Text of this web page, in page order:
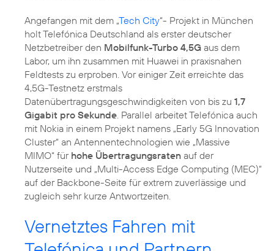
Angefangen mit dem „Tech City“- Projekt in München
holt Telefónica Deutschland als erster deutscher
Netzbetreiber den Mobilfunk-Turbo 4,5G aus dem
Labor, um ihn zusammen mit Huawei in praxisnahen
Feldtests zu erproben. Vor einiger Zeit erreichte das
4,5G-Testnetz erstmals
Datenübertragungsgeschwindigkeiten von bis zu 1,7
Gigabit pro Sekunde . Parallel arbeitet Telefónica auch
mit Nokia in einem Projekt namens „Early 5G Innovation
Cluster“ an Antennentechnologien wie „Massive
MIMO“ für hohe Übertragungsraten auf der
Nutzerseite und „Multi-Access Edge Computing (MEC)“
auf der Backbone-Seite für extrem zuverlässige und
zugleich sehr kurze Antwortzeiten.
Vernetztes Fahren mit